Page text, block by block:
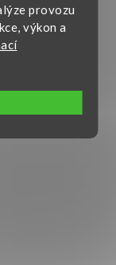
provozu
výkon a
jeho
uvnitř ukrývá
jinou vzácnou
mít své milované
práci i